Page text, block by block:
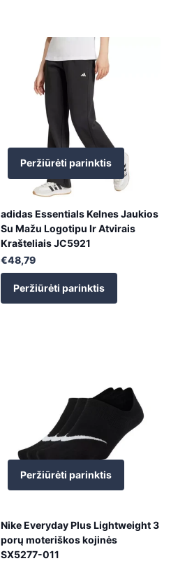
Peržiūrėti parinktis
adidas Essentials Kelnes Jaukios
Su Mažu Logotipu Ir Atvirais
Krašteliais JC5921
€48,79
Peržiūrėti parinktis
Peržiūrėti parinktis
Nike Everyday Plus Lightweight 3
porų moteriškos kojinės
SX5277-011